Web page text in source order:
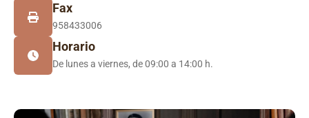
Fax
958433006
Horario
De lunes a viernes, de 09:00 a 14:00 h.